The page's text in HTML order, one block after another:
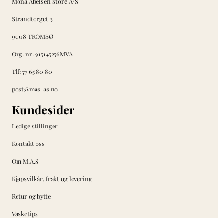
Strandtorget 3
9008 TROMSØ
Org. nr. 915145256MVA
Tlf:77 65 80 80
post@mas-as.no
Kundesider
Ledige stillinger
Kontakt oss
Om M.A.S
Kjøpsvilkår, frakt og levering
Retur og bytte
Vasketips